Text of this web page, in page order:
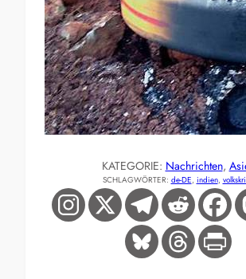
KATEGORIE: Nachrichten,
SCHLAGWÖRTER: de-DE, indien,